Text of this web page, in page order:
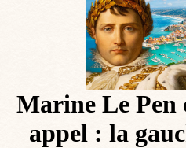
Marine Le Pen
appel : la